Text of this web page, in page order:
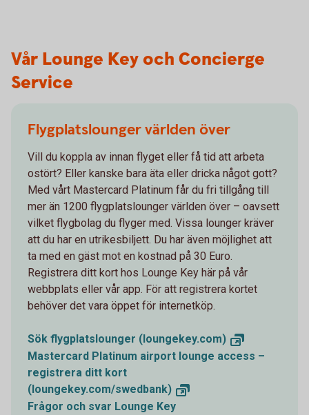
Vår Lounge Key och Concierge
Service
Flygplatslounger världen över
Vill du koppla av innan flyget eller få tid att arbeta
ostört? Eller kanske bara äta eller dricka något gott?
Med vårt Mastercard Platinum får du fri tillgång till
mer än 1200 flygplatslounger världen över – oavsett
vilket flygbolag du flyger med. Vissa lounger kräver
att du har en utrikesbiljett. Du har även möjlighet att
ta med en gäst mot en kostnad på 30 Euro.
Registrera ditt kort hos Lounge Key här på vår
webbplats eller vår app. För att registrera kortet
behöver det vara öppet för internetköp.
Sök flygplatslounger (loungekey.com)
Mastercard Platinum airport lounge access –
registrera ditt kort
(loungekey.com/swedbank)
Frågor och svar Lounge Key